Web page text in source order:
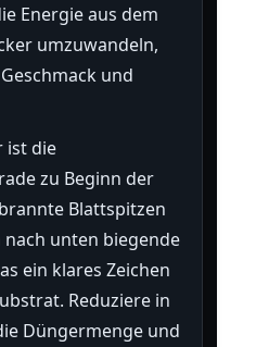
Energie aus dem
umzuwandeln,
und
ist die
zu Beginn der
Blattspitzen
unten biegende
ein klares Zeichen
Reduziere in
Düngermenge und